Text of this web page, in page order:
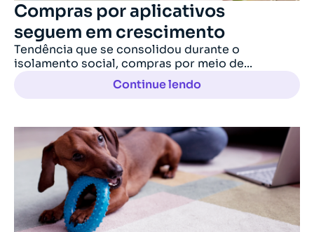
Compras por aplicativos
seguem em crescimento
Tendência que se consolidou durante o
isolamento social, compras por meio de...
Continue lendo